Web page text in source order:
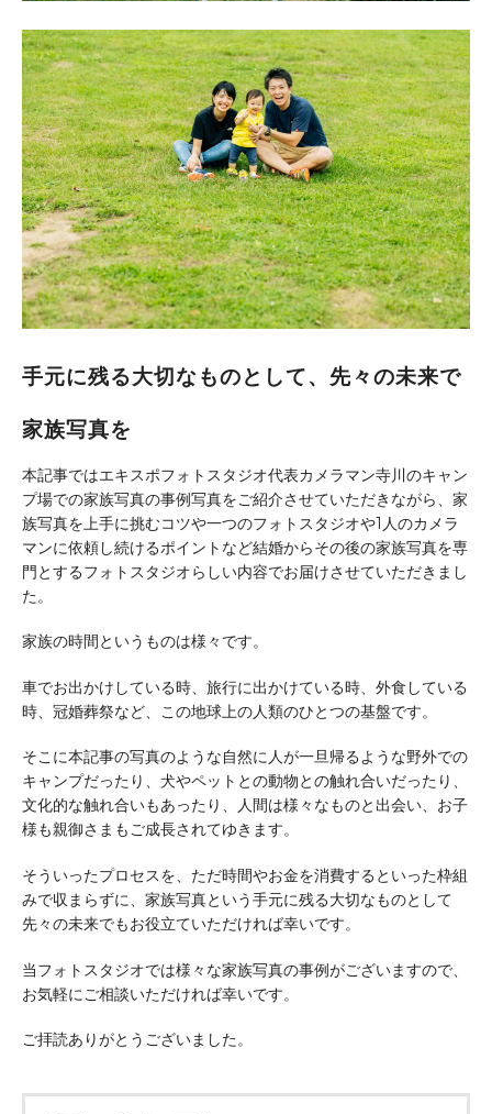
手元に残る大切なものとして、先々の未来で
家族写真を
本記事ではエキスポフォトスタジオ代表カメラマン寺川のキャン
プ場での家族写真の事例写真をご紹介させていただきながら、家
族写真を上手に挑むコツや一つのフォトスタジオや1人のカメラ
マンに依頼し続けるポイントなど結婚からその後の家族写真を専
門とするフォトスタジオらしい内容でお届けさせていただきまし
た。
家族の時間というものは様々です。
車でお出かけしている時、旅行に出かけている時、外食している
時、冠婚葬祭など、この地球上の人類のひとつの基盤です。
そこに本記事の写真のような自然に人が一旦帰るような野外での
キャンプだったり、犬やペットとの動物との触れ合いだったり、
文化的な触れ合いもあったり、人間は様々なものと出会い、お子
様も親御さまもご成長されてゆきます。
そういったプロセスを、ただ時間やお金を消費するといった枠組
みで収まらずに、家族写真という手元に残る大切なものとして
先々の未来でもお役立ていただければ幸いです。
当フォトスタジオでは様々な家族写真の事例がございますので、
お気軽にご相談いただければ幸いです。
ご拝読ありがとうございました。